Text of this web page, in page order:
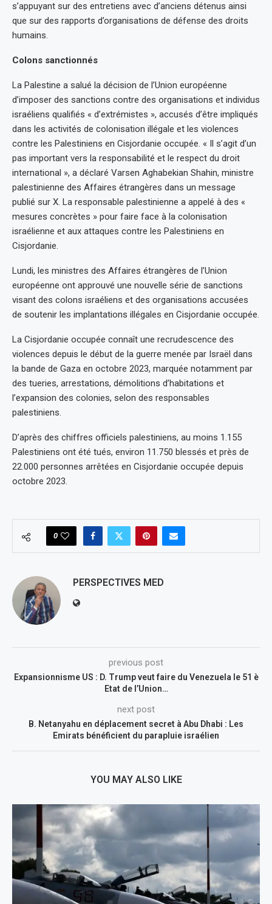
s’appuyant sur des entretiens avec d’anciens détenus ainsi
que sur des rapports d’organisations de défense des droits
humains.
Colons sanctionnés
La Palestine a salué la décision de l’Union européenne
d’imposer des sanctions contre des organisations et individus
israéliens qualifiés « d’extrémistes », accusés d’être impliqués
dans les activités de colonisation illégale et les violences
contre les Palestiniens en Cisjordanie occupée. « Il s’agit d’un
pas important vers la responsabilité et le respect du droit
international », a déclaré Varsen Aghabekian Shahin, ministre
palestinienne des Affaires étrangères dans un message
publié sur X. La responsable palestinienne a appelé à des «
mesures concrètes » pour faire face à la colonisation
israélienne et aux attaques contre les Palestiniens en
Cisjordanie.
Lundi, les ministres des Affaires étrangères de l’Union
européenne ont approuvé une nouvelle série de sanctions
visant des colons israéliens et des organisations accusées
de soutenir les implantations illégales en Cisjordanie occupée.
La Cisjordanie occupée connaît une recrudescence des
violences depuis le début de la guerre menée par Israël dans
la bande de Gaza en octobre 2023, marquée notamment par
des tueries, arrestations, démolitions d’habitations et
l’expansion des colonies, selon des responsables
palestiniens.
D’après des chiffres officiels palestiniens, au moins 1.155
Palestiniens ont été tués, environ 11.750 blessés et près de
22.000 personnes arrêtées en Cisjordanie occupée depuis
octobre 2023.
0
PERSPECTIVES MED
previous post
Expansionnisme US : D. Trump veut faire du Venezuela le 51 è
Etat de l’Union…
next post
B. Netanyahu en déplacement secret à Abu Dhabi : Les
Emirats bénéficient du parapluie israélien
YOU MAY ALSO LIKE